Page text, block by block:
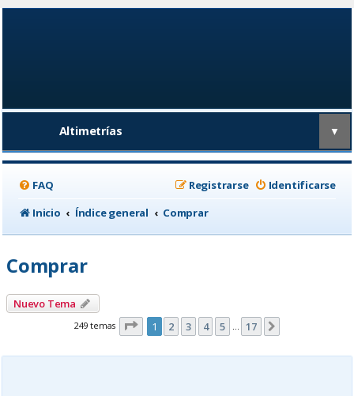
Altimetrías ▼
FAQ Identificarse
Registrarse
Inicio
Índice general Comprar
Comprar
Nuevo Tema
249 temas Página de 17
1 2 3 4 5 … 17